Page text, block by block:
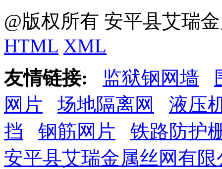
@版权所有 安平县艾瑞
HTML XML
友情链接:
监狱钢网墙
网片
场地隔离网
液压
挡
钢筋网片
铁路防护
安平县艾瑞金属丝网有限